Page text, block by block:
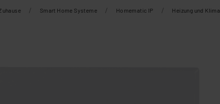
/ Smart Home Systeme / Homematic IP / Heizung und Klima